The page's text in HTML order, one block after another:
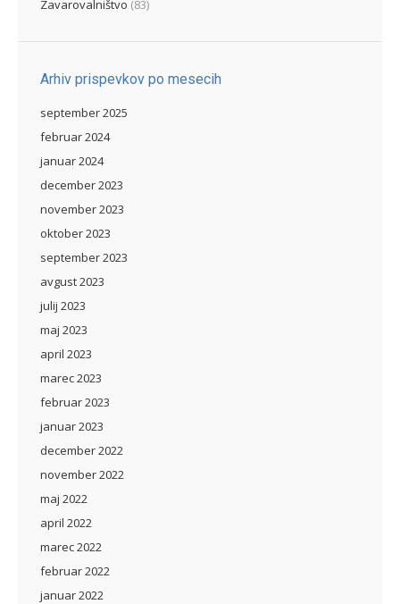
Zavarovalništvo (83)
Arhiv prispevkov po mesecih
september 2025
februar 2024
januar 2024
december 2023
november 2023
oktober 2023
september 2023
avgust 2023
julij 2023
maj 2023
april 2023
marec 2023
februar 2023
januar 2023
december 2022
november 2022
maj 2022
april 2022
marec 2022
februar 2022
januar 2022